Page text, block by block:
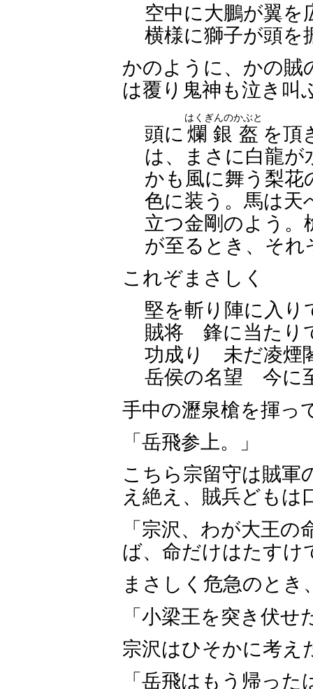
空中に大鵬が翼を
横様に獅子が頭を
かのように、かの賊
は覆り鬼神も泣き叫
頭に 爛銀盔
はくぎんのかぶと
を頂
は、まさに白龍が
かも風に舞う梨花
色に装う。馬は天
立つ金剛のよう。
が至るとき、それ
これぞまさしく
堅を斬り陣に入り
賊将 鋒に当たり
功成り 未だ凌煙
岳侯の名望 今に
手中の瀝泉槍を揮っ
「岳飛参上。」
こちら宗留守は賊軍
え絶え、賊兵どもは
「宗沢、わが大王
ば、命だけはたすけ
まさしく危急のとき
「小梁王を突き伏
宗沢はひそかに考え
「岳飛はもう帰っ